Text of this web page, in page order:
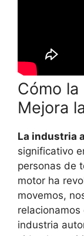
Cómo
Mejora
La industria
significativo
personas de
motor ha
movemos,
industria